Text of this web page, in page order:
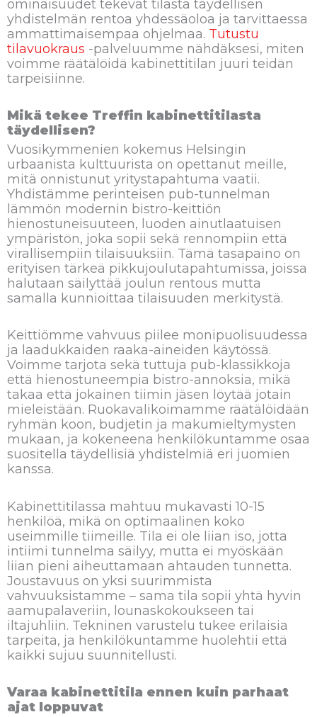
ominaisuudet tekevät tilasta täydellisen
yhdistelmän rentoa yhdessäoloa ja tarvittaessa
ammattimaisempaa ohjelmaa. Tutustu
tilavuokraus -palveluumme nähdäksesi, miten
voimme räätälöidä kabinettitilan juuri teidän
tarpeisiinne.
Mikä tekee Treffin kabinettitilasta
täydellisen?
Vuosikymmenien kokemus Helsingin
urbaanista kulttuurista on opettanut meille,
mitä onnistunut yritystapahtuma vaatii.
Yhdistämme perinteisen pub-tunnelman
lämmön modernin bistro-keittiön
hienostuneisuuteen, luoden ainutlaatuisen
ympäristön, joka sopii sekä rennompiin että
virallisempiin tilaisuuksiin. Tämä tasapaino on
erityisen tärkeä pikkujoulutapahtumissa, joissa
halutaan säilyttää joulun rentous mutta
samalla kunnioittaa tilaisuuden merkitystä.
Keittiömme vahvuus piilee monipuolisuudessa
ja laadukkaiden raaka-aineiden käytössä.
Voimme tarjota sekä tuttuja pub-klassikkoja
että hienostuneempia bistro-annoksia, mikä
takaa että jokainen tiimin jäsen löytää jotain
mieleistään. Ruokavalikoimamme räätälöidään
ryhmän koon, budjetin ja makumieltymysten
mukaan, ja kokeneena henkilökuntamme osaa
suositella täydellisiä yhdistelmiä eri juomien
kanssa.
Kabinettitilassa mahtuu mukavasti 10-15
henkilöä, mikä on optimaalinen koko
useimmille tiimeille. Tila ei ole liian iso, jotta
intiimi tunnelma säilyy, mutta ei myöskään
liian pieni aiheuttamaan ahtauden tunnetta.
Joustavuus on yksi suurimmista
vahvuuksistamme – sama tila sopii yhtä hyvin
aamupalaveriin, lounaskokoukseen tai
iltajuhliin. Tekninen varustelu tukee erilaisia
tarpeita, ja henkilökuntamme huolehtii että
kaikki sujuu suunnitellusti.
Varaa kabinettitila ennen kuin parhaat
ajat loppuvat